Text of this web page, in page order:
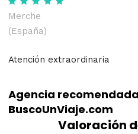
Merche
(España)
Atención extraordinaria
Agencia
BuscoUnViaje.com
Valoración